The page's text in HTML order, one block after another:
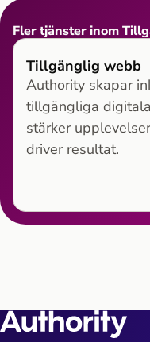
Fler tjänster inom
Tillgänglig webb
Authority skapar
tillgängliga
stärker
driver resultat.